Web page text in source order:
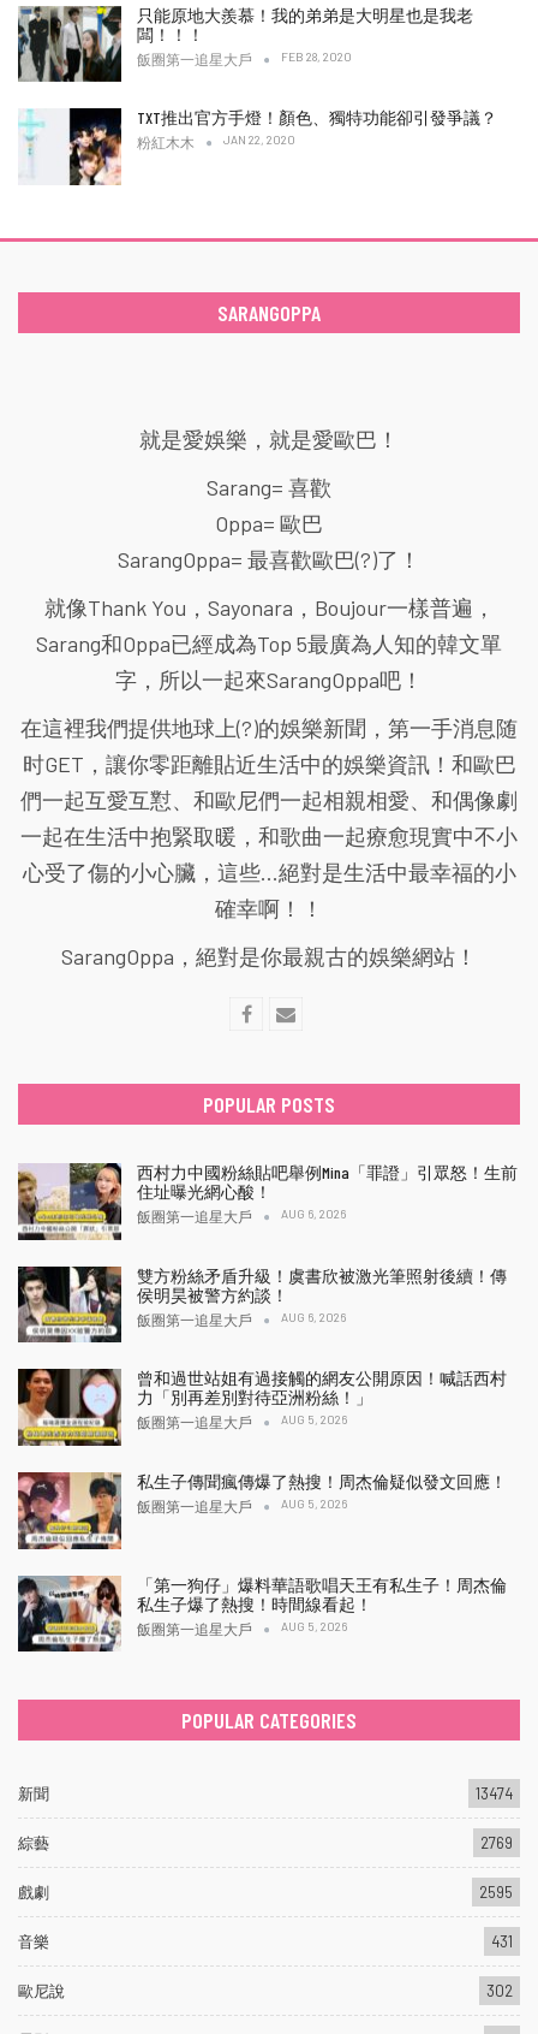
只能原地大羨慕！我的弟弟是大明星也是我老
闆！！！
飯圈第一追星大戶 FEB 28, 2020
TXT推出官方手燈！顏色、獨特功能卻引發爭議？
粉紅木木 JAN 22, 2020
SARANGOPPA
就是愛娛樂，就是愛歐巴！
Sarang= 喜歡
Oppa= 歐巴
SarangOppa= 最喜歡歐巴(?)了！
就像Thank You，Sayonara，Boujour一樣普遍，
Sarang和Oppa已經成為Top 5最廣為人知的韓文單
字，所以一起來SarangOppa吧！
在這裡我們提供地球上(?)的娛樂新聞，第一手消息随
时GET，讓你零距離貼近生活中的娛樂資訊！和歐巴
們一起互愛互懟、和歐尼們一起相親相愛、和偶像劇
一起在生活中抱緊取暖，和歌曲一起療愈現實中不小
心受了傷的小心臟，這些...絕對是生活中最幸福的小
確幸啊！！
SarangOppa，絕對是你最親古的娛樂網站！
POPULAR POSTS
西村力中國粉絲貼吧舉例Mina「罪證」引眾怒！生前
住址曝光網心酸！
飯圈第一追星大戶 AUG 6, 2026
雙方粉絲矛盾升級！虞書欣被激光筆照射後續！傳
侯明昊被警方約談！
飯圈第一追星大戶 AUG 6, 2026
曾和過世站姐有過接觸的網友公開原因！喊話西村
力「別再差別對待亞洲粉絲！」
飯圈第一追星大戶 AUG 5, 2026
私生子傳聞瘋傳爆了熱搜！周杰倫疑似發文回應！
飯圈第一追星大戶 AUG 5, 2026
「第一狗仔」爆料華語歌唱天王有私生子！周杰倫
私生子爆了熱搜！時間線看起！
飯圈第一追星大戶 AUG 5, 2026
POPULAR CATEGORIES
新聞 13474
綜藝 2769
戲劇 2595
音樂 431
歐尼說 302